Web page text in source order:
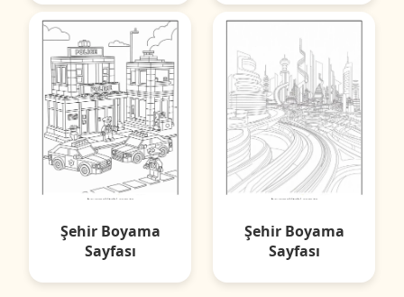
Şehir Boyama
Sayfası
Şehir Boyama
Sayfası